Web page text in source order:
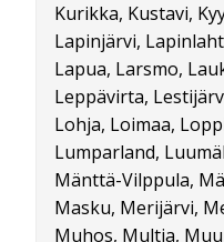
Kurikka, Kustavi,
Lapinjärvi,
Lapua, Larsmo,
Leppävirta,
Lohja, Loimaa,
Lumparland,
Mänttä-Vilppula,
Masku, Merijärvi,
Muhos, Multia,